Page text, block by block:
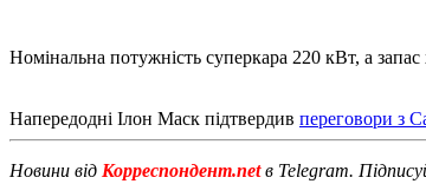
Номінальна потужність суперкара 220 кВт, а запас
Напередодні Ілон Маск підтвердив переговори з
Новини від Корреспондент.netв Telegram.